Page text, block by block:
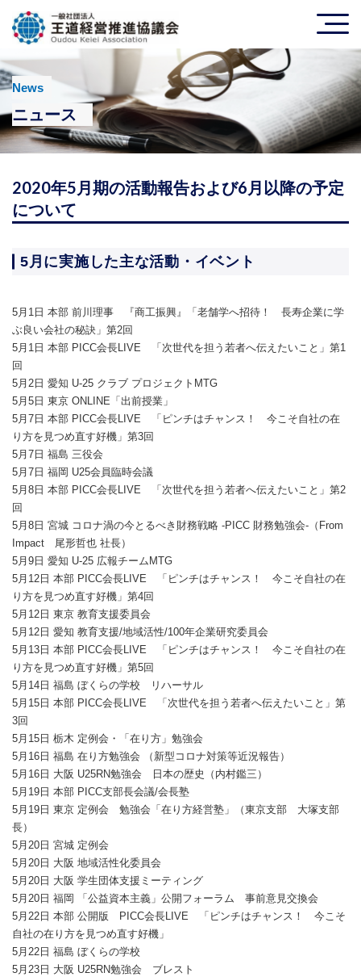
News
ニュース
2020年5月期の活動報告および6月以降の予定
について
5月に実施した主な活動・イベント
5月1日 本部 前川理事 『商工振興』「老舗学へ招待！ 長寿企業に学
ぶ良い会社の秘訣」第2回
5月1日 本部 PICC会長LIVE 「次世代を担う若者へ伝えたいこと」第1
回
5月2日 愛知 U-25 クラブ プロジェクトMTG
5月5日 東京 ONLINE「出前授業」
5月7日 本部 PICC会長LIVE 「ピンチはチャンス！ 今こそ自社の在
り方を見つめ直す好機」第3回
5月7日 福島 三役会
5月7日 福岡 U25会員臨時会議
5月8日 本部 PICC会長LIVE 「次世代を担う若者へ伝えたいこと」第2
回
5月8日 宮城 コロナ渦の今とるべき財務戦略 -PICC 財務勉強会-（From
Impact 尾形哲也 社長）
5月9日 愛知 U-25 広報チームMTG
5月12日 本部 PICC会長LIVE 「ピンチはチャンス！ 今こそ自社の在
り方を見つめ直す好機」第4回
5月12日 東京 教育支援委員会
5月12日 愛知 教育支援/地域活性/100年企業研究委員会
5月13日 本部 PICC会長LIVE 「ピンチはチャンス！ 今こそ自社の在
り方を見つめ直す好機」第5回
5月14日 福島 ぼくらの学校 リハーサル
5月15日 本部 PICC会長LIVE 「次世代を担う若者へ伝えたいこと」第
3回
5月15日 栃木 定例会・「在り方」勉強会
5月16日 福島 在り方勉強会 （新型コロナ対策等近況報告）
5月16日 大阪 U25RN勉強会 日本の歴史（内村鑑三）
5月19日 本部 PICC支部長会議/会長塾
5月19日 東京 定例会 勉強会「在り方経営塾」（東京支部 大塚支部
長）
5月20日 宮城 定例会
5月20日 大阪 地域活性化委員会
5月20日 大阪 学生団体支援ミーティング
5月20日 福岡 「公益資本主義」公開フォーラム 事前意見交換会
5月22日 本部 公開版 PICC会長LIVE 「ピンチはチャンス！ 今こそ
自社の在り方を見つめ直す好機」
5月22日 福島 ぼくらの学校
5月23日 大阪 U25RN勉強会 ブレスト